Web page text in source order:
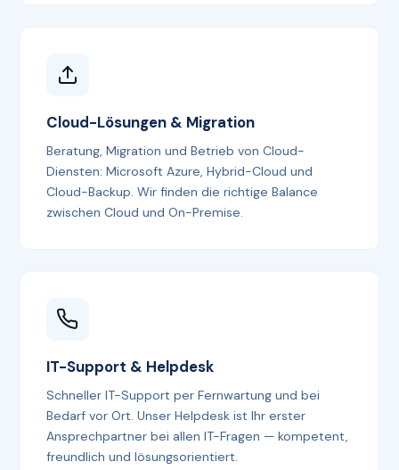
Cloud-Lösungen & Migration
Beratung, Migration und Betrieb von Cloud-
Diensten: Microsoft Azure, Hybrid-Cloud und
Cloud-Backup. Wir finden die richtige Balance
zwischen Cloud und On-Premise.
IT-Support & Helpdesk
Schneller IT-Support per Fernwartung und bei
Bedarf vor Ort. Unser Helpdesk ist Ihr erster
Ansprechpartner bei allen IT-Fragen — kompetent,
freundlich und lösungsorientiert.